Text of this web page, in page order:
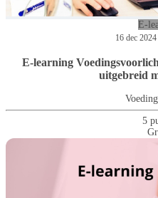
E-
16 dec
E-learning
uitgebreid
5